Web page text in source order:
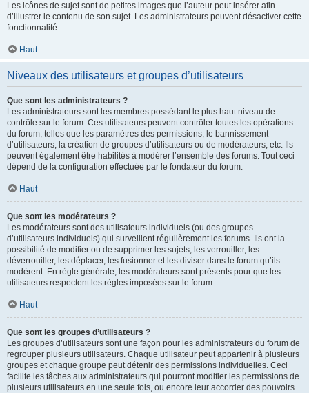
Les icônes de sujet sont de petites images que l’auteur peut insérer afin
d’illustrer le contenu de son sujet. Les administrateurs peuvent désactiver cette
fonctionnalité.
Haut
Niveaux des utilisateurs et groupes d’utilisateurs
Que sont les administrateurs ?
Les administrateurs sont les membres possédant le plus haut niveau de
contrôle sur le forum. Ces utilisateurs peuvent contrôler toutes les opérations
du forum, telles que les paramètres des permissions, le bannissement
d’utilisateurs, la création de groupes d’utilisateurs ou de modérateurs, etc. Ils
peuvent également être habilités à modérer l’ensemble des forums. Tout ceci
dépend de la configuration effectuée par le fondateur du forum.
Haut
Que sont les modérateurs ?
Les modérateurs sont des utilisateurs individuels (ou des groupes
d’utilisateurs individuels) qui surveillent régulièrement les forums. Ils ont la
possibilité de modifier ou de supprimer les sujets, les verrouiller, les
déverrouiller, les déplacer, les fusionner et les diviser dans le forum qu’ils
modèrent. En règle générale, les modérateurs sont présents pour que les
utilisateurs respectent les règles imposées sur le forum.
Haut
Que sont les groupes d’utilisateurs ?
Les groupes d’utilisateurs sont une façon pour les administrateurs du forum de
regrouper plusieurs utilisateurs. Chaque utilisateur peut appartenir à plusieurs
groupes et chaque groupe peut détenir des permissions individuelles. Ceci
facilite les tâches aux administrateurs qui pourront modifier les permissions de
plusieurs utilisateurs en une seule fois, ou encore leur accorder des pouvoirs